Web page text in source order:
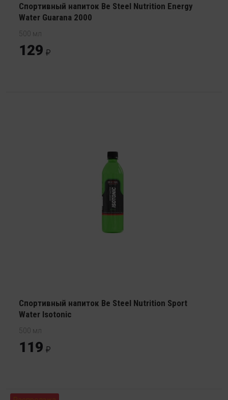
Спортивный напиток Be Steel Nutrition Energy
Water Guarana 2000
500 мл
129
Спортивный напиток Be Steel Nutrition Sport
Water Isotonic
500 мл
119